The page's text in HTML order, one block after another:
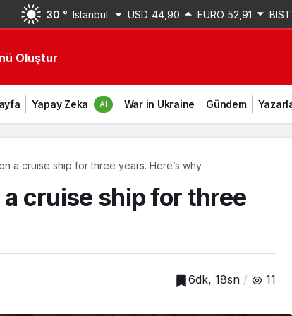
30 ° Istanbul USD 44,90 EURO 52,91 BIST
Oluştur
Yapay Zeka AI War in Ukraine Gündem
a cruise ship for three years. Here’s why
cruise ship for three
6dk, 18sn 11